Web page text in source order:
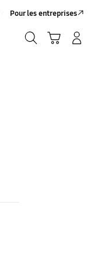
Pour les entreprises